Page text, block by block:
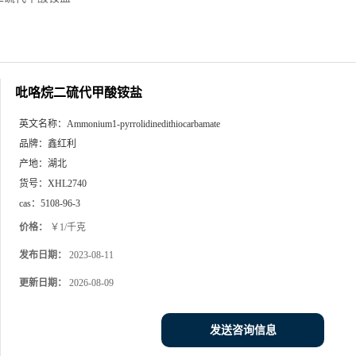
吡咯烷二硫代甲酸铵盐
英文名称： Ammonium1-pyrrolidinedithiocarbamate
品牌： 鑫红利
产地： 湖北
货号： XHL2740
cas： 5108-96-3
价格： ￥1/千克
发布日期： 2023-08-11
更新日期： 2026-08-09
发送咨询信息